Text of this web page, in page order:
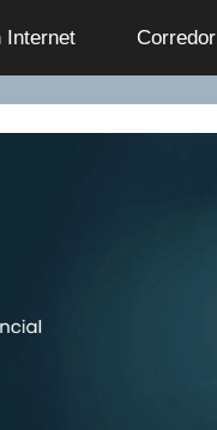
Internet Сorredor